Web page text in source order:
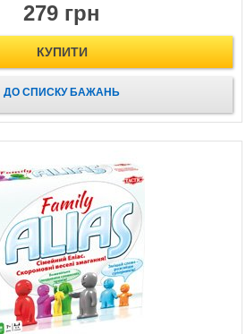
279 грн
КУПИТИ
ДО СПИСКУ БАЖАНЬ